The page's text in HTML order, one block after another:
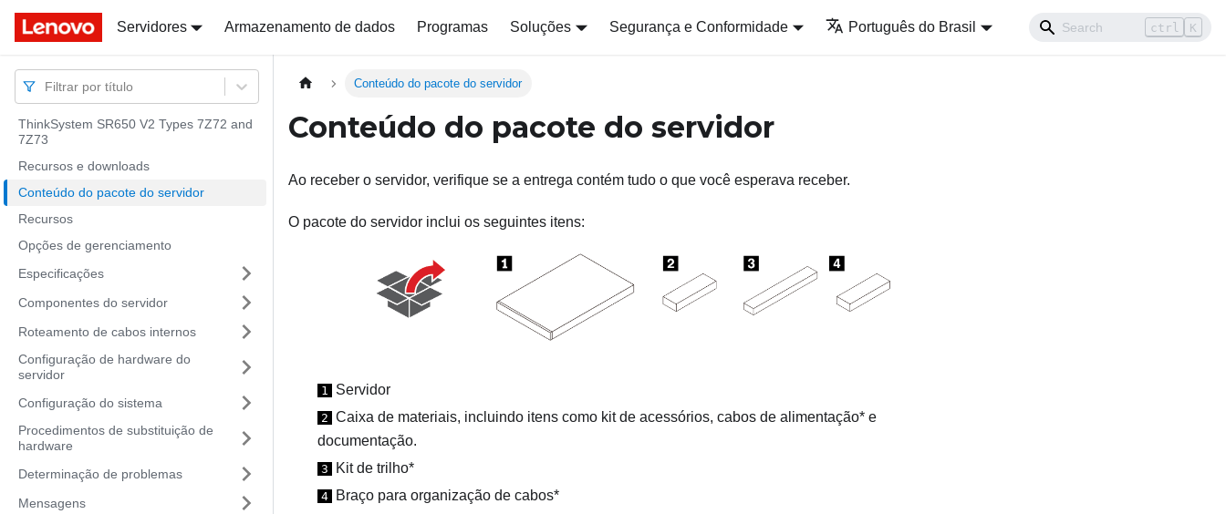
Docs
Servidores Armazenamento de dados Programas Soluções Segurança e Conformidade Português do Brasil ctrl K
Docs
Filtrar por título
ThinkSystem SR650 V2 Types 7Z72 and
7Z73
Recursos e downloads
Conteúdo do pacote do servidor
Recursos
Opções de gerenciamento
Especificações
Componentes do servidor
Roteamento de cabos internos
Configuração de hardware do
servidor
Configuração do sistema
Procedimentos de substituição de
hardware
Determinação de problemas
Mensagens
Conteúdo do pacote do servidor
Conteúdo do pacote do servidor
Ao receber o servidor, verifique se a entrega contém tudo o que você esperava receber.
O pacote do servidor inclui os seguintes itens:
1 Servidor
2 Caixa de materiais, incluindo itens como kit de acessórios, cabos de alimentação* e
documentação.
3 Kit de trilho*
4 Braço para organização de cabos*